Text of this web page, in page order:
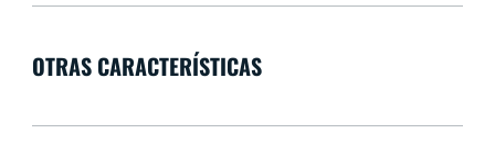
OTRAS CARACTERÍSTICAS